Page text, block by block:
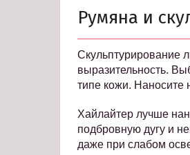
Румяна и
Скульптурирование
выразительность.
типе кожи. Наносите
Хайлайтер лучше
подбровную дугу и
даже при слабом